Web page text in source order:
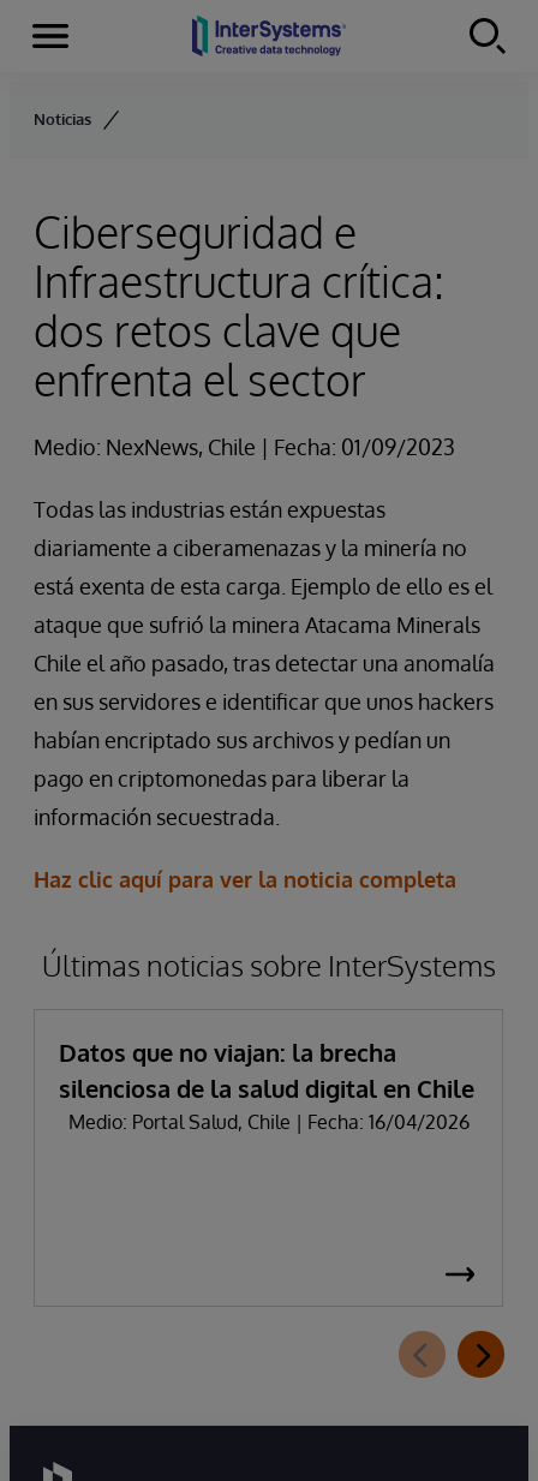
Skip to content
Secciones
Noticias
Ciberseguridad e
Infraestructura crítica:
dos retos clave que
enfrenta el sector
Medio: NexNews, Chile | Fecha: 01/09/2023
Todas las industrias están expuestas
diariamente a ciberamenazas y la minería no
está exenta de esta carga. Ejemplo de ello es el
ataque que sufrió la minera Atacama Minerals
Chile el año pasado, tras detectar una anomalía
en sus servidores e identificar que unos hackers
habían encriptado sus archivos y pedían un
pago en criptomonedas para liberar la
información secuestrada.
Haz clic aquí para ver la noticia completa
Últimas noticias sobre InterSystems
Datos que no viajan: la brecha
silenciosa de la salud digital en Chile
Medio: Portal Salud, Chile | Fecha: 16/04/2026